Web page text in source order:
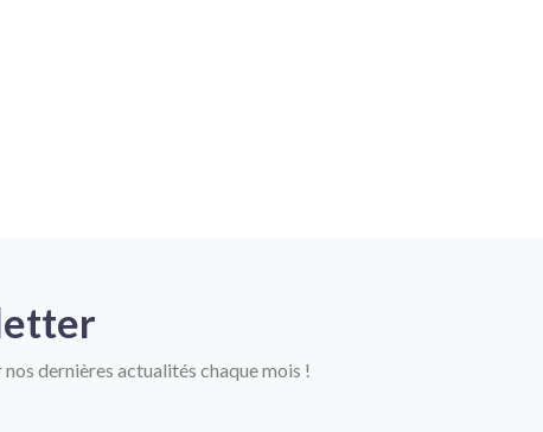
dernières actualités chaque mois !